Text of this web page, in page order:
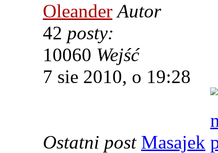
Oleander Autor
42 posty:
10060 Wejść
7 sie 2010, o 19:28
Ostatni post Masajek